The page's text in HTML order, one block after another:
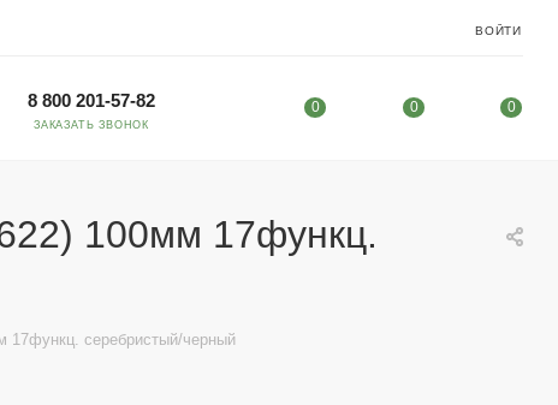
ВОЙТИ
8 800 201-57-82
ЗАКАЗАТЬ ЗВОНОК
0 0 0
100мм 17функц.
17функц. серебристый/черный